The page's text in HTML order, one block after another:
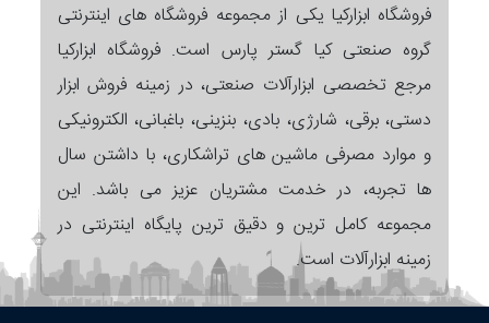
فروشگاه ابزارکیا یکی از مجموعه فروشگاه های اینترنتی
گروه صنعتی کیا گستر پارس است. فروشگاه ابزارکیا
مرجع تخصصی ابزارآلات صنعتی، در زمینه فروش ابزار
دستی، برقی، شارژی، بادی، بنزینی، باغبانی، الکترونیکی
و موارد مصرفی ماشین های تراشکاری، با داشتن سال
ها تجربه، در خدمت مشتریان عزیز می باشد. این
مجموعه کامل ترین و دقیق ترین پایگاه اینترنتی در
زمینه ابزارآلات است.